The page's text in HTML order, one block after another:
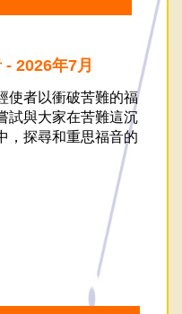
2026年7月
使者以衝破苦難的福
試與大家在苦難這沉
，探尋和重思福音的